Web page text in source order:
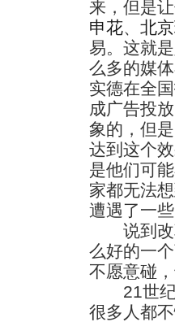
来，但是
申花、 北
易。这就
么多的媒
实德在全
成广告投
象的，但
达到这个
是他们可
家都无法
遭遇了一
说到改
么好的一
不愿意碰
21世纪
很多人都